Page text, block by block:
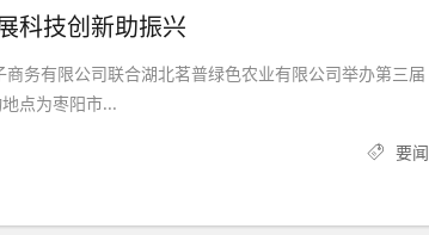
科技创新助振兴
务有限公司联合湖北茗普绿色农业有限公司举办第三届
点为枣阳市...
要闻